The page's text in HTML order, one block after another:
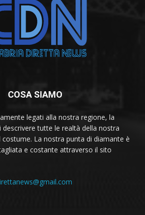
COSA SIAMO
legati alla nostra regione, la
descrivere tutte le realtà della nostra
La nostra punta di diamante è
e costante attraverso il sito